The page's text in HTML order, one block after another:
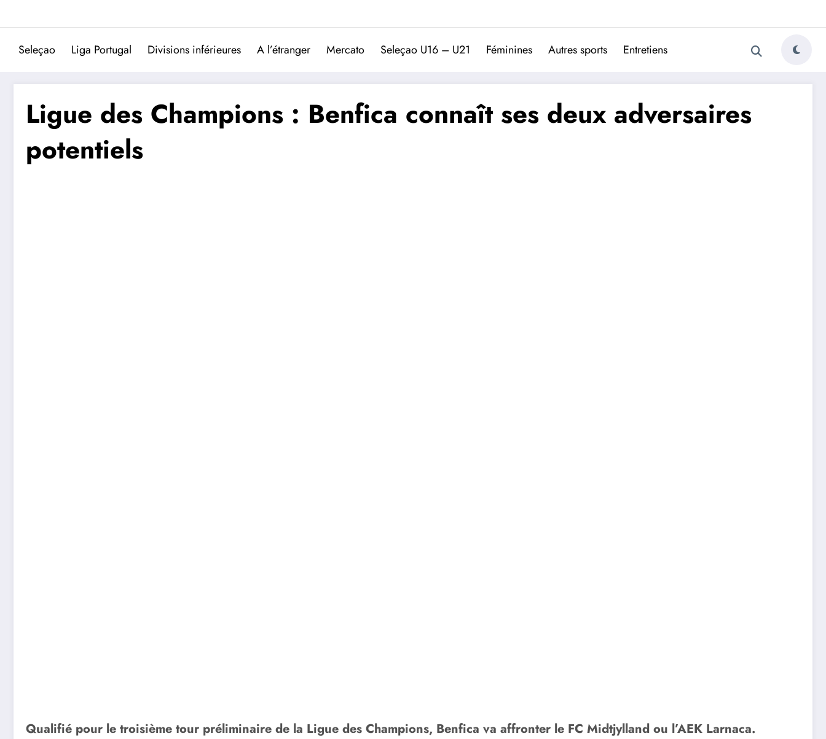
Trivela
L'actualité du football portugais
Seleçao Liga Portugal Divisions inférieures A l’étranger Mercato Seleçao U16 – U21 Féminines Autres sports Entretiens
Ligue des Champions : Benfica connaît ses deux adversaires
potentiels
Qualifié pour le troisième tour préliminaire de la Ligue des Champions, Benfica va affronter le FC Midtjylland ou l’AEK Larnaca.